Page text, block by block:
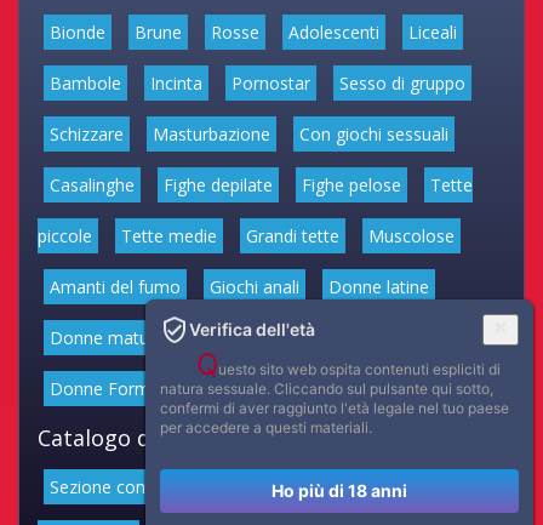
Bionde Brune Rosse Adolescenti Liceali
Bambole Incinta Pornostar Sesso di gruppo
Schizzare Masturbazione Con giochi sessuali
Casalinghe Fighe depilate Fighe pelose Tette
piccole Tette medie Grandi tette Muscolose
Amanti del fumo Giochi anali Donne latine
Donne mature Donne anziane Feticismo dei Piedi
Donne Formose Ragazze magre Spesso
Catalogo delle informazioni del sito Web:
Sezione con attrici cinematografiche Catalogo con
Verifica dell'età
Questo sito web ospita contenuti espliciti di
natura sessuale. Cliccando sul pulsante qui sotto,
confermi di aver raggiunto l'età legale nel tuo paese
per accedere a questi materiali.
Ho più di 18 anni